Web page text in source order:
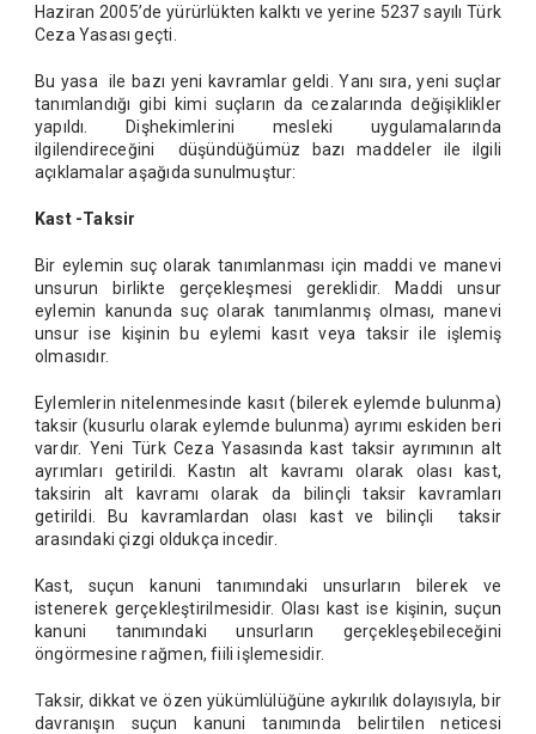
Haziran 2005’de yürürlükten kalktı ve yerine 5237 sayılı Türk
Ceza Yasası geçti.
Bu yasa ile bazı yeni kavramlar geldi. Yanı sıra, yeni suçlar
tanımlandığı gibi kimi suçların da cezalarında değişiklikler
yapıldı. Dişhekimlerini mesleki uygulamalarında
ilgilendireceğini düşündüğümüz bazı maddeler ile ilgili
açıklamalar aşağıda sunulmuştur:
Kast -Taksir
Bir eylemin suç olarak tanımlanması için maddi ve manevi
unsurun birlikte gerçekleşmesi gereklidir. Maddi unsur
eylemin kanunda suç olarak tanımlanmış olması, manevi
unsur ise kişinin bu eylemi kasıt veya taksir ile işlemiş
olmasıdır.
Eylemlerin nitelenmesinde kasıt (bilerek eylemde bulunma)
taksir (kusurlu olarak eylemde bulunma) ayrımı eskiden beri
vardır. Yeni Türk Ceza Yasasında kast taksir ayrımının alt
ayrımları getirildi. Kastın alt kavramı olarak olası kast,
taksirin alt kavramı olarak da bilinçli taksir kavramları
getirildi. Bu kavramlardan olası kast ve bilinçli taksir
arasındaki çizgi oldukça incedir.
Kast, suçun kanuni tanımındaki unsurların bilerek ve
istenerek gerçekleştirilmesidir. Olası kast ise kişinin, suçun
kanuni tanımındaki unsurların gerçekleşebileceğini
öngörmesine rağmen, fiili işlemesidir.
Taksir, dikkat ve özen yükümlülüğüne aykırılık dolayısıyla, bir
davranışın suçun kanuni tanımında belirtilen neticesi